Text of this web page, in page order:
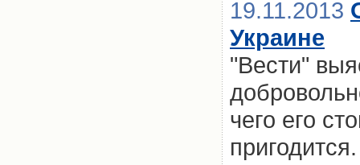
19.11.2013
Украине
"Вести"
чего его
пригодится.